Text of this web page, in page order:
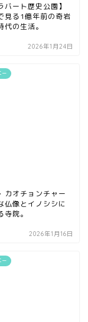
バート歴史公園】
見る1億年前の奇岩
代の生活。
2026年1月24日
ー
カオチョンチャー
仏像とイノシシに
院。
2026年1月16日
ー